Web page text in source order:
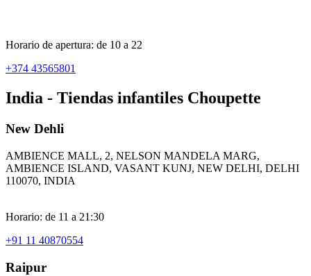
Horario de apertura: de 10 a 22
+374 43565801
India - Tiendas infantiles Choupette
New Dehli
AMBIENCE MALL, 2, NELSON MANDELA MARG,
AMBIENCE ISLAND, VASANT KUNJ, NEW DELHI, DELHI
110070, INDIA
Horario: de 11 a 21:30
+91 11 40870554
Raipur